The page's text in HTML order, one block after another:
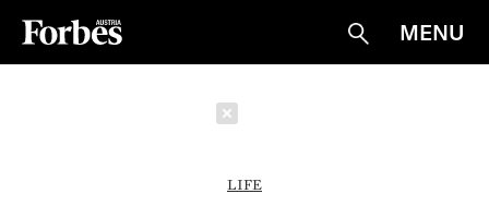
Suche
MENU
LIFE